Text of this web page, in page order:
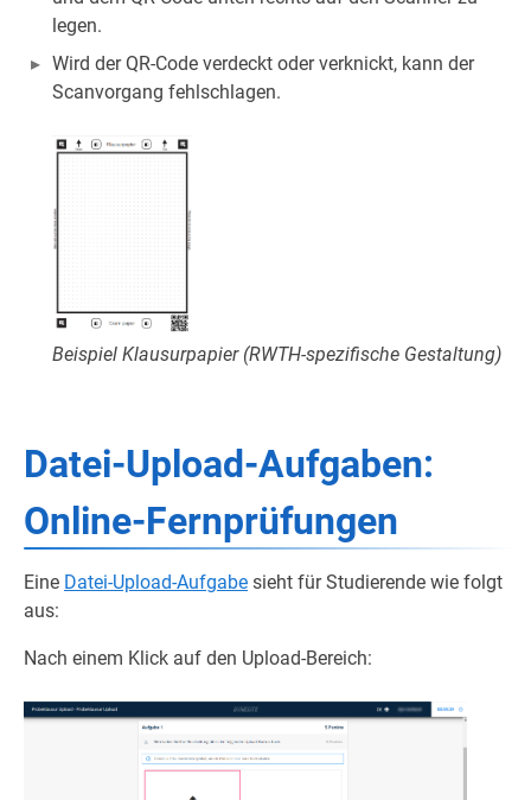
legen.
Wird der QR-Code verdeckt oder verknickt, kann der
Scanvorgang fehlschlagen.
Beispiel Klausurpapier (RWTH-spezifische Gestaltung)
Datei-Upload-Aufgaben:
Online-Fernprüfungen
Eine Datei-Upload-Aufgabe sieht für Studierende wie folgt
aus:
Nach einem Klick auf den Upload-Bereich: